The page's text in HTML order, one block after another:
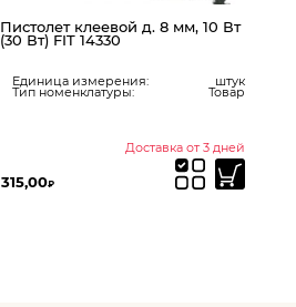
Пистолет клеевой д. 8 мм, 10 Вт
(30 Вт) FIT 14330
Единица измерения: штук
Тип номенклатуры: Товар
Доставка от 3 дней
315,00₽